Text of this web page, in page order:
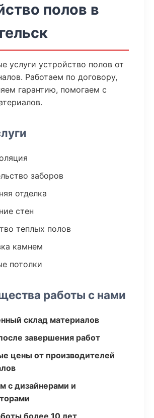
полов в
услуги устройство полов от
Работаем по договору,
гарантию, помогаем с
заборов
отделка
стен
теплых полов
камнем
потолки
работы с нами
склад материалов
завершения работ
цены от производителей
с дизайнерами и
более 10 лет